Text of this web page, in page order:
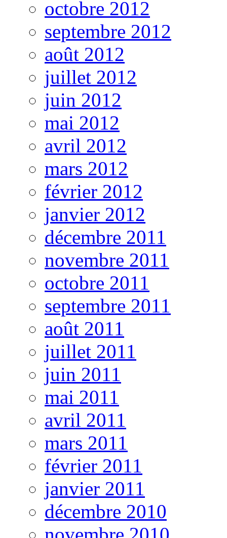
octobre 2012
septembre 2012
août 2012
juillet 2012
juin 2012
mai 2012
avril 2012
mars 2012
février 2012
janvier 2012
décembre 2011
novembre 2011
octobre 2011
septembre 2011
août 2011
juillet 2011
juin 2011
mai 2011
avril 2011
mars 2011
février 2011
janvier 2011
décembre 2010